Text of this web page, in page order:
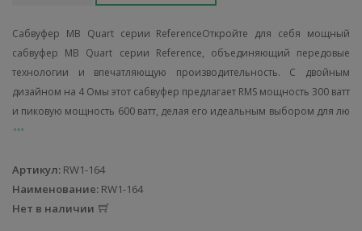
Сабвуфер MB Quart серии ReferenceОткройте для себя мощный
сабвуфер MB Quart серии Reference, объединяющий передовые
технологии и впечатляющую производительность. С двойным
дизайном на 4 Омы этот сабвуфер предлагает RMS мощность 300 ватт
и пиковую мощность 600 ватт, делая его идеальным выбором для лю
Артикул: RW1-164
Наименование: RW1-164
Нет в наличии